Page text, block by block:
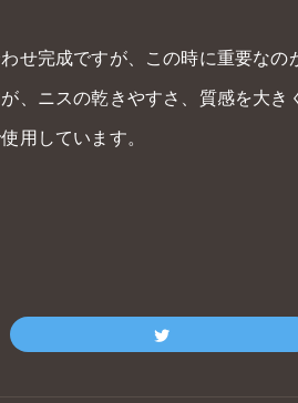
せ完成ですが、この時に重要なの
、ニスの乾きやすさ、質感を大き
用しています。